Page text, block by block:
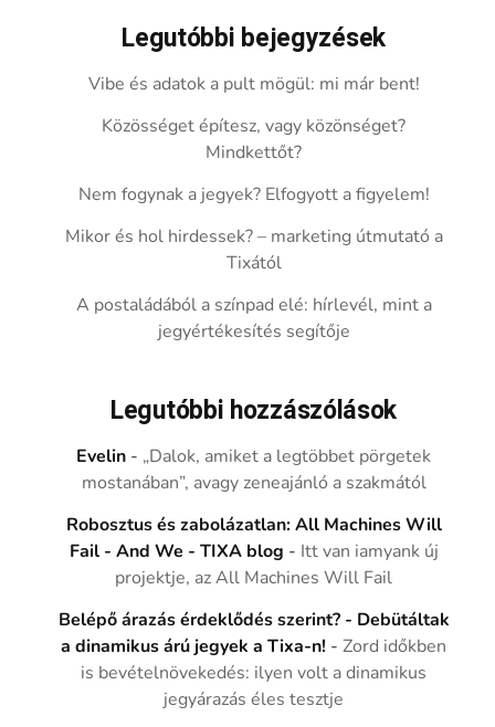
Legutóbbi bejegyzések
Vibe és adatok a pult mögül: mi már bent!
Közösséget építesz, vagy közönséget?
Mindkettőt?
Nem fogynak a jegyek? Elfogyott a figyelem!
Mikor és hol hirdessek? – marketing útmutató a
Tixától
A postaládából a színpad elé: hírlevél, mint a
jegyértékesítés segítője
Legutóbbi hozzászólások
Evelin - „Dalok, amiket a legtöbbet pörgetek
mostanában”, avagy zeneajánló a szakmától
Robosztus és zabolázatlan: All Machines Will
Fail - And We - TIXA blog - Itt van iamyank új
projektje, az All Machines Will Fail
Belépő árazás érdeklődés szerint? - Debütáltak
a dinamikus árú jegyek a Tixa-n! -Zord időkben
is bevételnövekedés: ilyen volt a dinamikus
jegyárazás éles tesztje